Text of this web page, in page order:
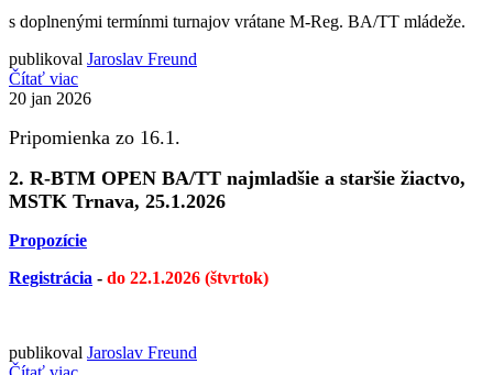
s doplnenými termínmi turnajov vrátane M-Reg. BA/TT mládeže.
publikoval Jaroslav Freund
Čítať viac
20 jan 2026
Pripomienka zo 16.1.
2. R-BTM OPEN BA/TT najmladšie a staršie žiactvo,
MSTK Trnava, 25.1.2026
Propozície
Registrácia - do 22.1.2026 (štvrtok)
publikoval Jaroslav Freund